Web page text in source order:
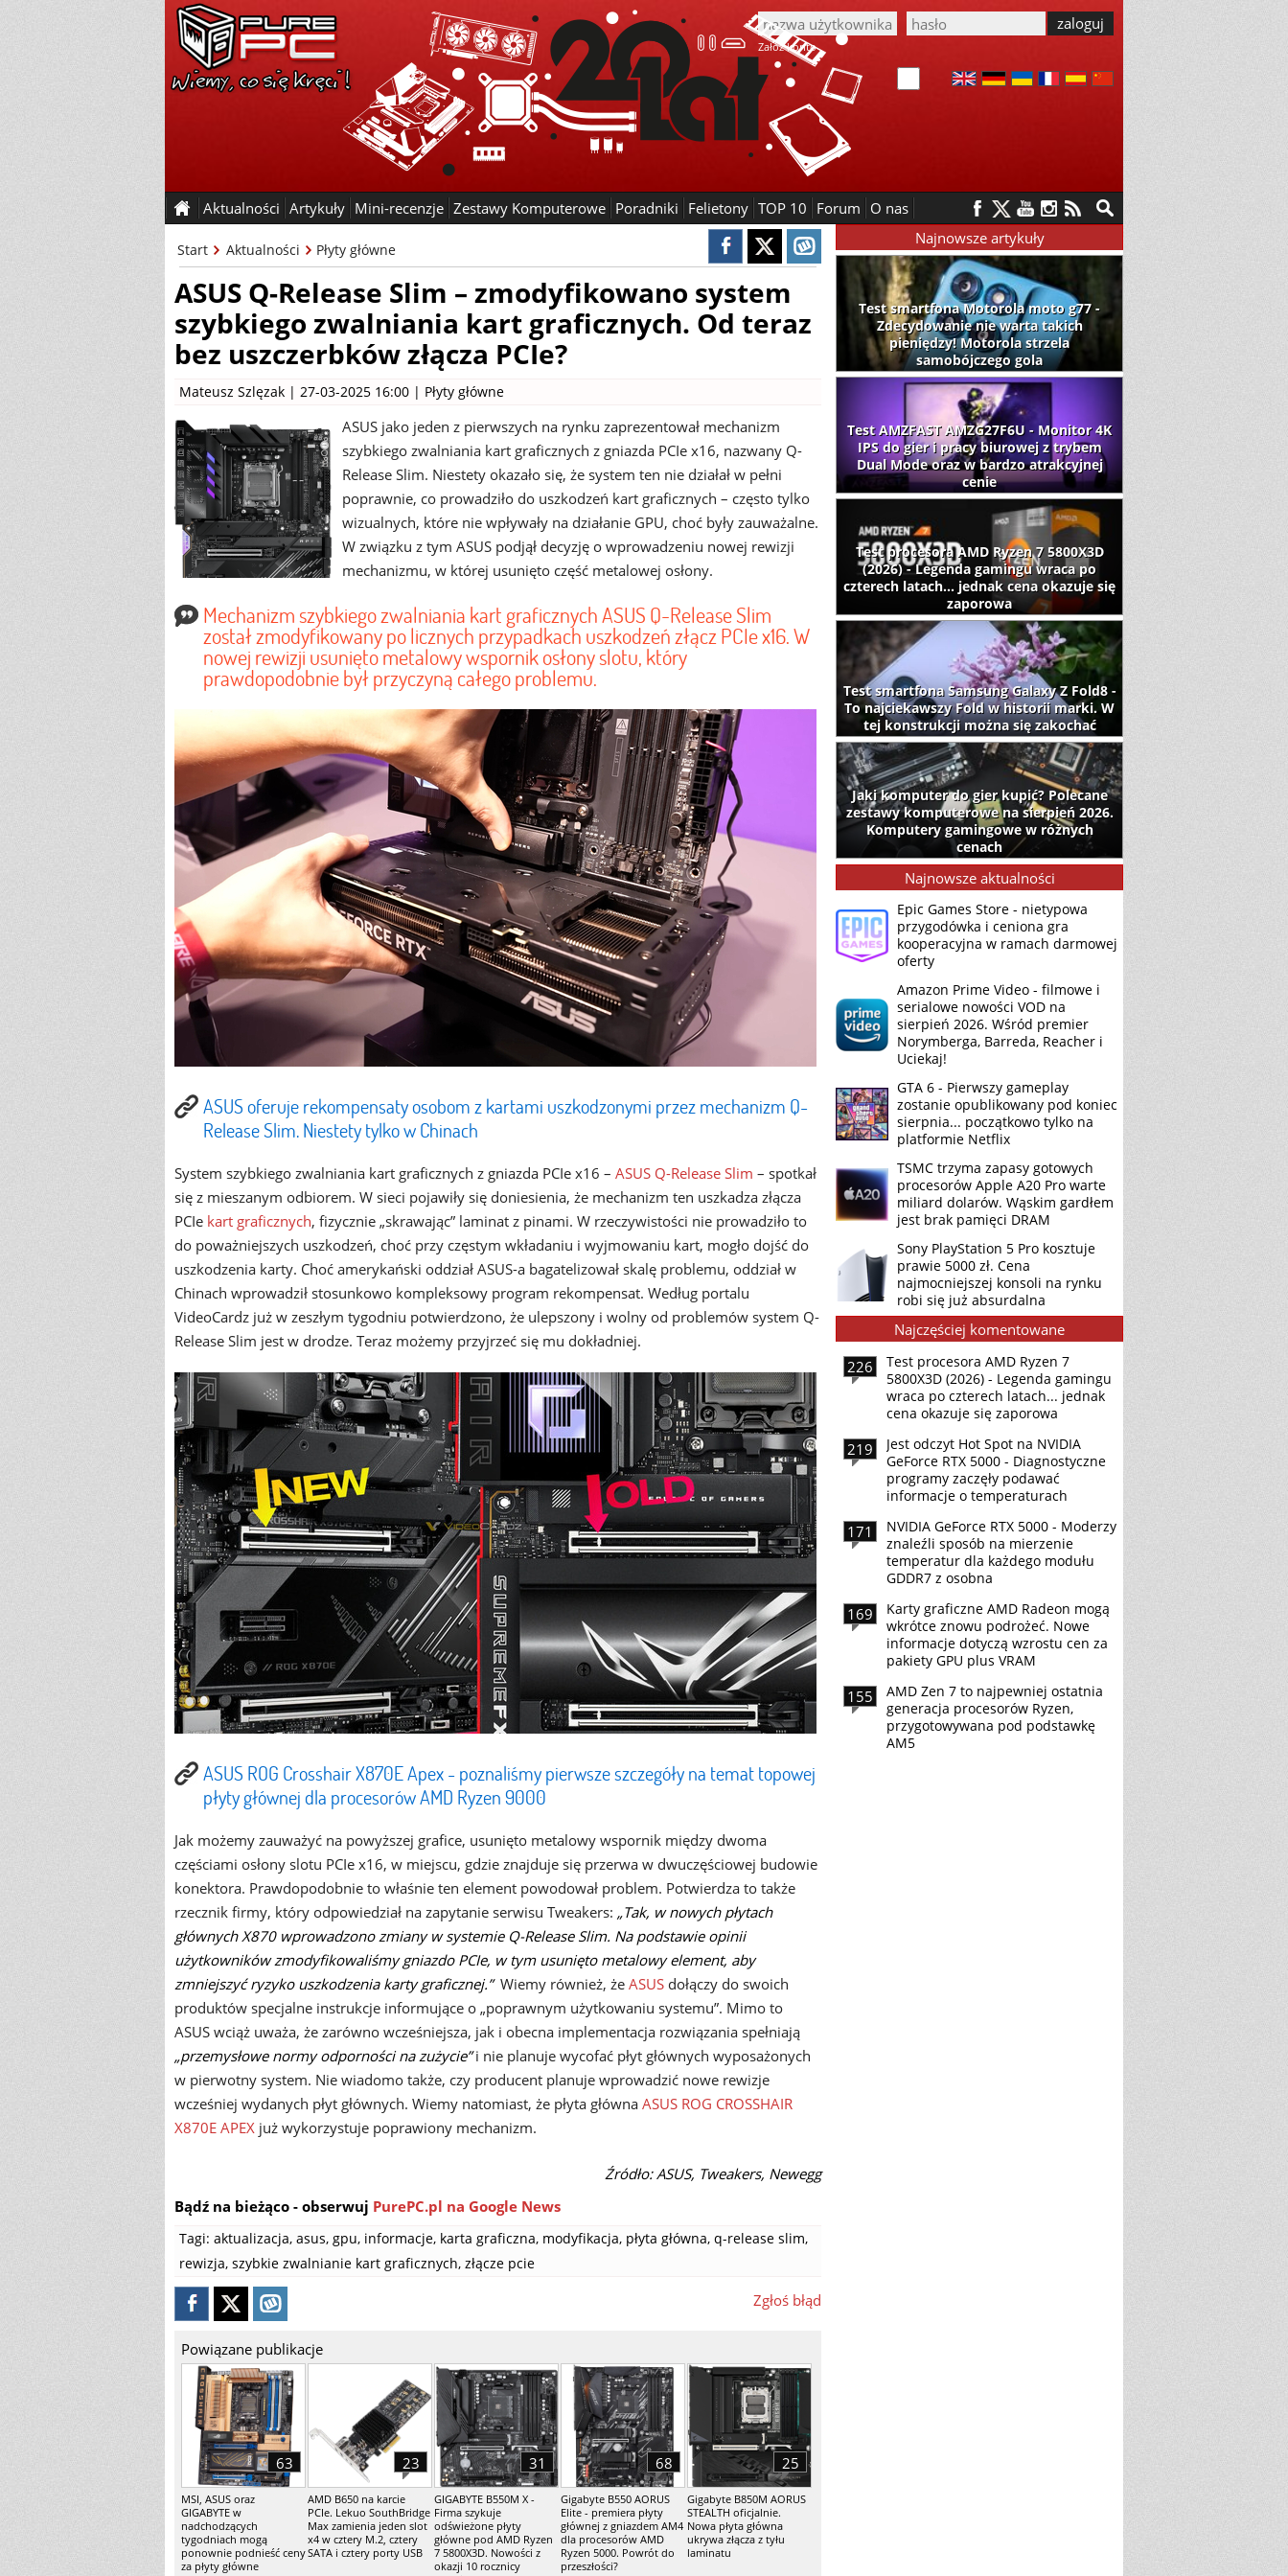
Załóż konto
Aktualności Artykuły Mini-recenzje Zestawy Komputerowe Poradniki Felietony TOP 10 Forum O nas
Start Aktualności Płyty główne
ASUS Q-Release Slim – zmodyfikowano system
szybkiego zwalniania kart graficznych. Od teraz
bez uszczerbków złącza PCIe?
Mateusz Szlęzak | 27-03-2025 16:00 | Płyty główne
ASUS jako jeden z pierwszych na rynku zaprezentował mechanizm
szybkiego zwalniania kart graficznych z gniazda PCIe x16, nazwany Q-
Release Slim. Niestety okazało się, że system ten nie działał w pełni
poprawnie, co prowadziło do uszkodzeń kart graficznych – często tylko
wizualnych, które nie wpływały na działanie GPU, choć były zauważalne.
W związku z tym ASUS podjął decyzję o wprowadzeniu nowej rewizji
mechanizmu, w której usunięto część metalowej osłony.
Mechanizm szybkiego zwalniania kart graficznych ASUS Q-Release Slim
został zmodyfikowany po licznych przypadkach uszkodzeń złącz PCIe x16. W
nowej rewizji usunięto metalowy wspornik osłony slotu, który
prawdopodobnie był przyczyną całego problemu.
ASUS oferuje rekompensaty osobom z kartami uszkodzonymi przez mechanizm Q-
Release Slim. Niestety tylko w Chinach
System szybkiego zwalniania kart graficznych z gniazda PCIe x16 – ASUS Q-Release Slim – spotkał
się z mieszanym odbiorem. W sieci pojawiły się doniesienia, że mechanizm ten uszkadza złącza
PCIe kart graficznych, fizycznie „skrawając” laminat z pinami. W rzeczywistości nie prowadziło to
do poważniejszych uszkodzeń, choć przy częstym wkładaniu i wyjmowaniu kart, mogło dojść do
uszkodzenia karty. Choć amerykański oddział ASUS-a bagatelizował skalę problemu, oddział w
Chinach wprowadził stosunkowo kompleksowy program rekompensat. Według portalu
VideoCardz już w zeszłym tygodniu potwierdzono, że ulepszony i wolny od problemów system Q-
Release Slim jest w drodze. Teraz możemy przyjrzeć się mu dokładniej.
ASUS ROG Crosshair X870E Apex - poznaliśmy pierwsze szczegóły na temat topowej
płyty głównej dla procesorów AMD Ryzen 9000
Jak możemy zauważyć na powyższej grafice, usunięto metalowy wspornik między dwoma
częściami osłony slotu PCIe x16, w miejscu, gdzie znajduje się przerwa w dwuczęściowej budowie
konektora. Prawdopodobnie to właśnie ten element powodował problem. Potwierdza to także
rzecznik firmy, który odpowiedział na zapytanie serwisu Tweakers: „Tak, w nowych płytach
głównych X870 wprowadzono zmiany w systemie Q-Release Slim. Na podstawie opinii
użytkowników zmodyfikowaliśmy gniazdo PCIe, w tym usunięto metalowy element, aby
zmniejszyć ryzyko uszkodzenia karty graficznej.”Wiemy również, że ASUS dołączy do swoich
produktów specjalne instrukcje informujące o „poprawnym użytkowaniu systemu”. Mimo to
ASUS wciąż uważa, że zarówno wcześniejsza, jak i obecna implementacja rozwiązania spełniają
„przemysłowe normy odporności na zużycie”i nie planuje wycofać płyt głównych wyposażonych
w pierwotny system. Nie wiadomo także, czy producent planuje wprowadzić nowe rewizje
wcześniej wydanych płyt głównych. Wiemy natomiast, że płyta główna ASUS ROG CROSSHAIR
X870E APEX już wykorzystuje poprawiony mechanizm.
Źródło: ASUS, Tweakers, Newegg
Bądź na bieżąco - obserwuj PurePC.pl na Google News
Tagi: aktualizacja, asus, gpu, informacje, karta graficzna, modyfikacja, płyta główna, q-release slim,
rewizja, szybkie zwalnianie kart graficznych, złącze pcie
Zgłoś błąd
Powiązane publikacje
MSI, ASUS oraz
GIGABYTE w
nadchodzących
tygodniach mogą
ponownie podnieść ceny
za płyty główne
63
AMD B650 na karcie
PCIe. Lekuo SouthBridge
Max zamienia jeden slot
x4 w cztery M.2, cztery
SATA i cztery porty USB
23
GIGABYTE B550M X -
Firma szykuje
odświeżone płyty
główne pod AMD Ryzen
7 5800X3D. Nowości z
okazji 10 rocznicy
31
Gigabyte B550 AORUS
Elite - premiera płyty
głównej z gniazdem AM4
dla procesorów AMD
Ryzen 5000. Powrót do
przeszłości?
68
Gigabyte B850M AORUS
STEALTH oficjalnie.
Nowa płyta główna
ukrywa złącza z tyłu
laminatu
25
Najnowsze artykuły
Test smartfona Motorola moto g77 -
Zdecydowanie nie warta takich
pieniędzy! Motorola strzela
samobójczego gola
Test AMZFAST AMZG27F6U - Monitor 4K
IPS do gier i pracy biurowej z trybem
Dual Mode oraz w bardzo atrakcyjnej
cenie
Test procesora AMD Ryzen 7 5800X3D
(2026) - Legenda gamingu wraca po
czterech latach... jednak cena okazuje się
zaporowa
Test smartfona Samsung Galaxy Z Fold8 -
To najciekawszy Fold w historii marki. W
tej konstrukcji można się zakochać
Jaki komputer do gier kupić? Polecane
zestawy komputerowe na sierpień 2026.
Komputery gamingowe w różnych
cenach
Najnowsze aktualności
Epic Games Store - nietypowa
przygodówka i ceniona gra
kooperacyjna w ramach darmowej
oferty
Amazon Prime Video - filmowe i
serialowe nowości VOD na
sierpień 2026. Wśród premier
Norymberga, Barreda, Reacher i
Uciekaj!
GTA 6 - Pierwszy gameplay
zostanie opublikowany pod koniec
sierpnia... początkowo tylko na
platformie Netflix
TSMC trzyma zapasy gotowych
procesorów Apple A20 Pro warte
miliard dolarów. Wąskim gardłem
jest brak pamięci DRAM
Sony PlayStation 5 Pro kosztuje
prawie 5000 zł. Cena
najmocniejszej konsoli na rynku
robi się już absurdalna
Najczęściej komentowane
226
Test procesora AMD Ryzen 7
5800X3D (2026) - Legenda gamingu
wraca po czterech latach... jednak
cena okazuje się zaporowa
219
Jest odczyt Hot Spot na NVIDIA
GeForce RTX 5000 - Diagnostyczne
programy zaczęły podawać
informacje o temperaturach
171
NVIDIA GeForce RTX 5000 - Moderzy
znaleźli sposób na mierzenie
temperatur dla każdego modułu
GDDR7 z osobna
169
Karty graficzne AMD Radeon mogą
wkrótce znowu podrożeć. Nowe
informacje dotyczą wzrostu cen za
pakiety GPU plus VRAM
155
AMD Zen 7 to najpewniej ostatnia
generacja procesorów Ryzen,
przygotowywana pod podstawkę
AM5